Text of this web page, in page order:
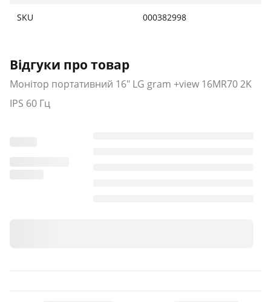
SKU 000382998
Відгуки про товар
Монітор портативний 16" LG gram +view 16MR70 2K
IPS 60 Гц